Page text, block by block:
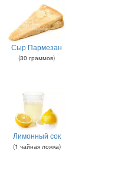
Сыр Пармезан
(30 граммов)
Лимонный сок
(1 чайная ложка)